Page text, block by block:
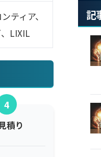
ティア、
LIXIL
4
積り
記